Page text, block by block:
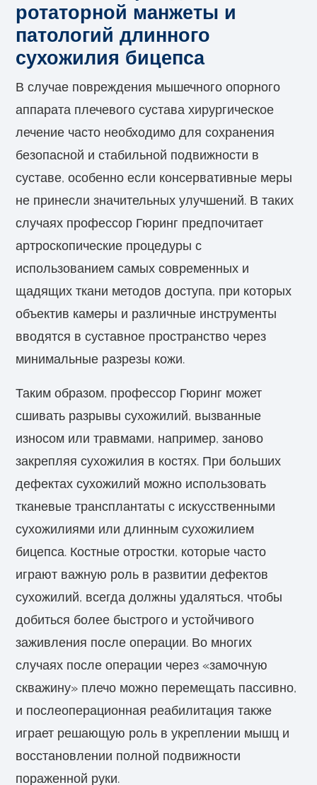
ротаторной манжеты и
патологий длинного
сухожилия бицепса
В случае повреждения мышечного опорного
аппарата плечевого сустава хирургическое
лечение часто необходимо для сохранения
безопасной и стабильной подвижности в
суставе, особенно если консервативные меры
не принесли значительных улучшений. В таких
случаях профессор Гюринг предпочитает
артроскопические процедуры с
использованием самых современных и
щадящих ткани методов доступа, при которых
объектив камеры и различные инструменты
вводятся в суставное пространство через
минимальные разрезы кожи.
Таким образом, профессор Гюринг может
сшивать разрывы сухожилий, вызванные
износом или травмами, например, заново
закрепляя сухожилия в костях. При больших
дефектах сухожилий можно использовать
тканевые трансплантаты с искусственными
сухожилиями или длинным сухожилием
бицепса. Костные отростки, которые часто
играют важную роль в развитии дефектов
сухожилий, всегда должны удаляться, чтобы
добиться более быстрого и устойчивого
заживления после операции. Во многих
случаях после операции через «замочную
скважину» плечо можно перемещать пассивно,
и послеоперационная реабилитация также
играет решающую роль в укреплении мышц и
восстановлении полной подвижности
пораженной руки.